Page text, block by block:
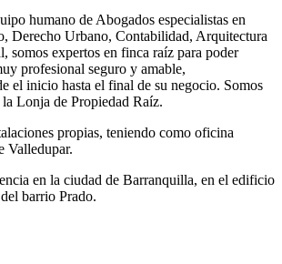
humano de Abogados especialistas en
Derecho Urbano, Contabilidad, Arquitectura
somos expertos en finca raíz para poder
profesional seguro y amable,
el inicio hasta el final de su negocio. Somos
Lonja de Propiedad Raíz.
propias, teniendo como oficina
Valledupar.
en la ciudad de Barranquilla, en el edificio
barrio Prado.